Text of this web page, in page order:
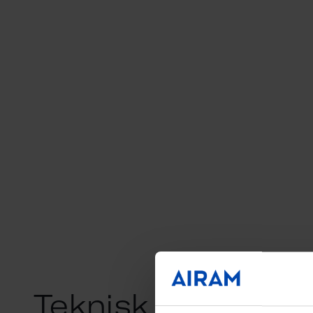
Teknisk